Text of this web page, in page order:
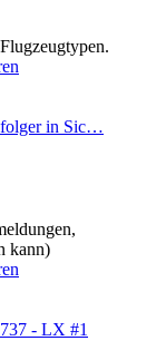
in Sic…
kann)
- LX #1